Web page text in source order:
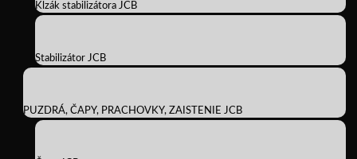
Klzák stabilizátora JCB
Stabilizátor JCB
PUZDRÁ, ČAPY, PRACHOVKY, ZAISTENIE JCB